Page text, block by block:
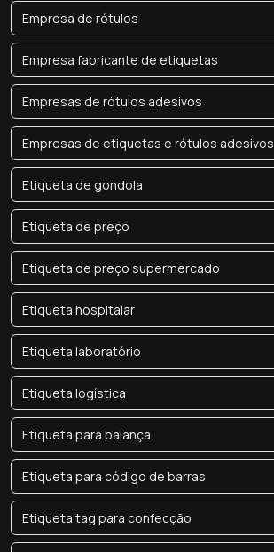
Empresa de rótulos
Empresa fabricante de etiquetas
Empresas de rótulos adesivos
Empresas de etiquetas e rótulos adesivos
Etiqueta de gondola
Etiqueta de preço
Etiqueta de preço supermercado
Etiqueta hospitalar
Etiqueta laboratório
Etiqueta logística
Etiqueta para balança
Etiqueta para código de barras
Etiqueta tag para confecção